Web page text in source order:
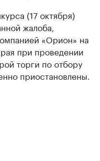
(17 октября)
жалоба,
«Орион» на
при проведении
торги по отбору
приостановлены.